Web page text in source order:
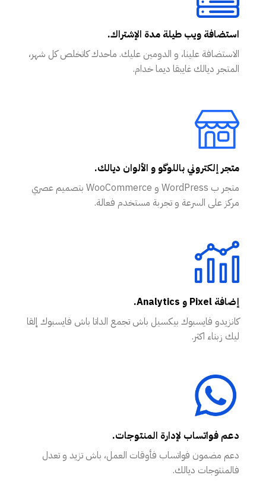
استضافة ويب طيلة مدة الإشتراك.
الاستضافة علينا، و الدومين عليك. ماحدك كاتخلص كل شهر،
المتجر ديالك غايبقا ديما خدام.
متجر إلكتروني باللوگو و الألوان ديالك.
متجر ب WordPress و WooCommerce بتصميم عصري
مركز على السرعة و تجربة مستخدم فعالة.
إضافة Pixel و Analytics.
كانزيدو فايسبوك بيكسيل باش تجمع الداتا باش فايسبوك إلقا
ليك زبناء اكثر.
دعم فواتساب لإدارة المنتوجات.
دعم مضمون فواتساب فأوقات العمل، باش تزيد و تعدل
فالمنتوجات ديالك.